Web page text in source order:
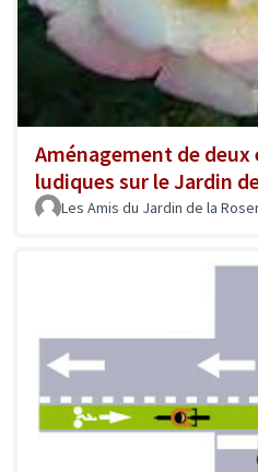
Aménagement de deux
ludiques sur le Jardin
Les Amis du Jardin de la